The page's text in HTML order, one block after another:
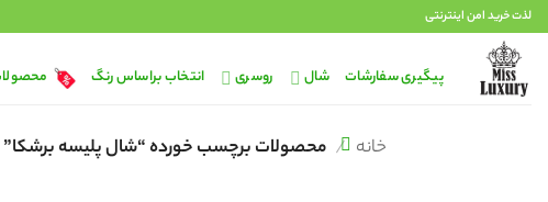
Skip
to
content
لذت خرید امن اینترنتی
پیگیری سفارشات شال روسری انتخاب براساس رنگ
خانه / محصولات برچسب خورده “شال پلیسه برشکا”